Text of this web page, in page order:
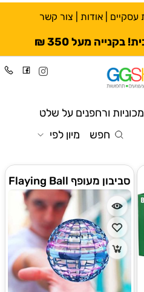
עסקיים אודות צור קשר
מעל 350 ₪
מכוניות ורחפנים על שלט
חפש מיון לפי
סביבון מעופף Flaying Ball